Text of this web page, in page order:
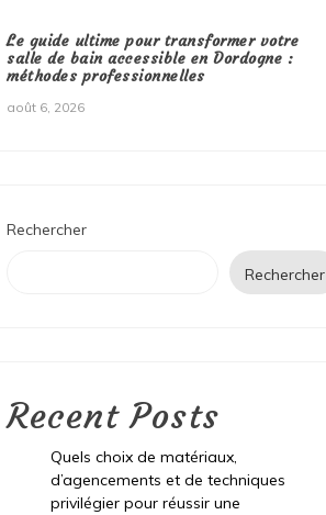
Le guide ultime pour transformer votre
salle de bain accessible en Dordogne :
méthodes professionnelles
août 6, 2026
Rechercher
Rechercher
Recent Posts
Quels choix de matériaux,
d’agencements et de techniques
privilégier pour réussir une